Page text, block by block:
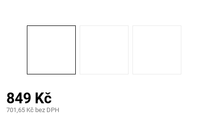
VAKUOVAČKY
849 Kč
701,65 Kč bez DPH